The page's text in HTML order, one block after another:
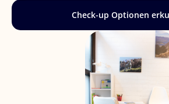
Check-up Optionen